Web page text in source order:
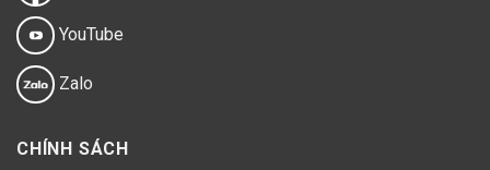
YouTube
Zalo
CHÍNH SÁCH